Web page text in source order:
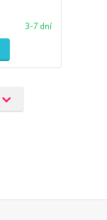
3-7 dní